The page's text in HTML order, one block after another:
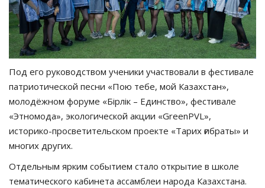
Под его руководством ученики участвовали в фестивале
патриотической песни «Пою тебе, мой Казахстан»,
молодёжном форуме «Бірлік – Единство», фестивале
«Этномода», экологической акции «GreenPVL»,
историко-просветительском проекте «Тарих ғибраты» и
многих других.
Отдельным ярким событием стало открытие в школе
тематического кабинета ассамблеи народа Казахстана.